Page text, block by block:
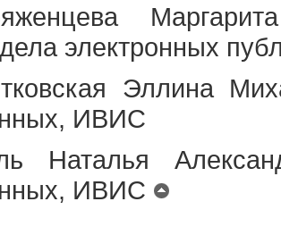
электронных
Эллина
ИВИС
Наталья
ИВИС